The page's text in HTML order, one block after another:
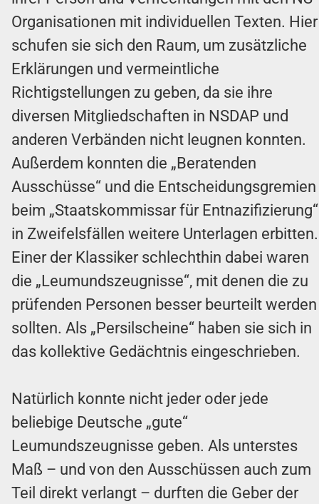
Organisationen mit individuellen Texten. Hier
schufen sie sich den Raum, um zusätzliche
Erklärungen und vermeintliche
Richtigstellungen zu geben, da sie ihre
diversen Mitgliedschaften in NSDAP und
anderen Verbänden nicht leugnen konnten.
Außerdem konnten die „Beratenden
Ausschüsse“ und die Entscheidungsgremien
beim „Staatskommissar für Entnazifizierung“
in Zweifelsfällen weitere Unterlagen erbitten.
Einer der Klassiker schlechthin dabei waren
die „Leumundszeugnisse“, mit denen die zu
prüfenden Personen besser beurteilt werden
sollten. Als „Persilscheine“ haben sie sich in
das kollektive Gedächtnis eingeschrieben.
Natürlich konnte nicht jeder oder jede
beliebige Deutsche „gute“
Leumundszeugnisse geben. Als unterstes
Maß – und von den Ausschüssen auch zum
Teil direkt verlangt – durften die Geber der